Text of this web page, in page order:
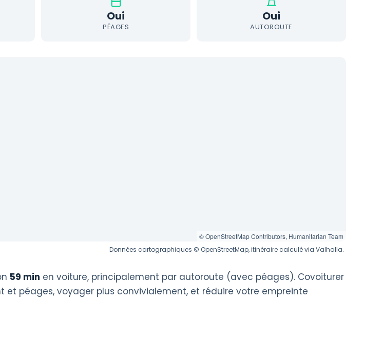
Oui
PÉAGES
Oui
AUTOROUTE
© OpenStreetMap Contributors, Humanitarian Team
Données cartographiques © OpenStreetMap, itinéraire calculé via Valhalla.
59 min en voiture, principalement par autoroute (avec péages). Covoiturer
péages, voyager plus convivialement, et réduire votre empreinte